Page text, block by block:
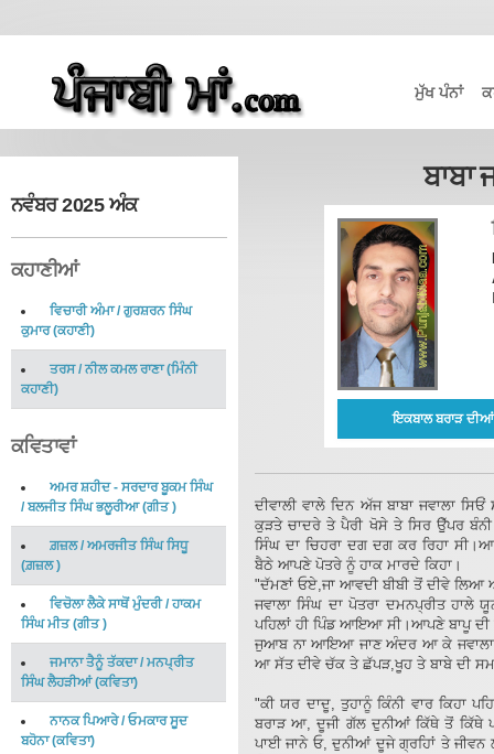
ਮੁੱਖ ਪੰਨਾਂ
ਨਵੰਬਰ 2025 ਅੰਕ
ਕਹਾਣੀਆਂ
ਵਿਚਾਰੀ ਅੰਮਾ/ਗੁਰਸ਼ਰਨ ਸਿੰਘ
ਕੁਮਾਰ(ਕਹਾਣੀ)
ਤਰਸ/ਨੀਲ ਕਮਲ ਰਾਣਾ(ਮਿੰਨੀ
ਕਹਾਣੀ)
ਕਵਿਤਾਵਾਂ
ਅਮਰ ਸ਼ਹੀਦ - ਸਰਦਾਰ ਬੂਕਮ ਸਿੰਘ
/ਬਲਜੀਤ ਸਿੰਘ ਭਲੂਰੀਆ(ਗੀਤ)
ਗ਼ਜ਼ਲ/ ਅਮਰਜੀਤ ਸਿੰਘ ਸਿਧੂ
(ਗ਼ਜ਼ਲ)
ਵਿਚੋਲਾ ਲੈਕੇ ਸਾਥੋਂ ਮੁੰਦਰੀ/ਹਾਕਮ
ਸਿੰਘ ਮੀਤ(ਗੀਤ)
ਜਮਾਨਾ ਤੈਨੂੰ ਤੱਕਦਾ/ ਮਨਪ੍ਰੀਤ
ਸਿੰਘ ਲੈਹੜੀਆਂ(ਕਵਿਤਾ)
ਨਾਨਕ ਪਿਆਰੇ/ਓਮਕਾਰ ਸੂਦ
ਬਹੋਨਾ(ਕਵਿਤਾ)
ਬਾਬਾ
ਇਕਬਾਲ ਬਰਾੜ
ਦੀਵਾਲੀ ਵਾਲੇ ਦਿਨ ਅੱਜ ਬਾਬਾ ਜਵਾਲਾ
ਕੁੜਤੇ ਚਾਦਰੇ ਤੇ ਪੈਰੀ ਖੋਸੇ ਤੇ ਸਿਰ ਉੁੱਪਰ
ਸਿੰਘ ਦਾ ਚਿਹਰਾ ਦਗ ਦਗ ਕਰ ਰਿਹਾ
ਬੈਠੇ ਆਪਣੇ ਪੋਤਰੇ ਨੂੰ ਹਾਕ ਮਾਰਦੇ ਕਿਹਾ।
"ਦੱਮਣਾਂ ਓਏ,ਜਾ ਆਵਦੀ ਬੀਬੀ ਤੋਂ ਦੀਵੇ
ਜਵਾਲਾ ਸਿੰਘ ਦਾ ਪੋਤਰਾ ਦਮਨਪ੍ਰੀਤ ਹਾਲੇ
ਪਹਿਲਾਂ ਹੀ ਪਿੰਡ ਆਇਆ ਸੀ।ਆਪਣੇ ਬਾਪੂ
ਜੁਆਬ ਨਾ ਆਇਆ ਜਾਣ ਅੰਦਰ ਆ ਕੇ ਜਵਾਲਾ
ਆ ਸੱਤ ਦੀਵੇ ਚੱਕ ਤੇ ਛੱਪੜ,ਖੂਹ ਤੇ ਬਾਬੇ ਦੀ
"ਕੀ ਯਰ ਦਾਦੂ, ਤੁਹਾਨੂੰ ਕਿੰਨੀ ਵਾਰ ਕਿਹਾ
ਬਰਾੜ ਆ, ਦੂਜੀ ਗੱਲ ਦੁਨੀਆਂ ਕਿੱਥੇ ਤੋਂ
ਪਾਈ ਜਾਨੇ ਓ, ਦੁਨੀਆਂ ਦੂਜੇ ਗ੍ਰਹਿਾਂ ਤੇ